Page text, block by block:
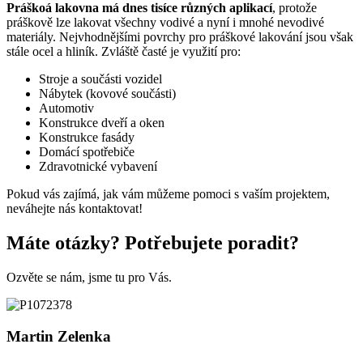
Práškoá lakovna má dnes tisíce různých aplikací, protože
práškově lze lakovat všechny vodivé a nyní i mnohé nevodivé
materiály. Nejvhodnějšími povrchy pro práškové lakování jsou však
stále ocel a hliník. Zvláště časté je využití pro:
Stroje a součásti vozidel
Nábytek (kovové součásti)
Automotiv
Konstrukce dveří a oken
Konstrukce fasády
Domácí spotřebiče
Zdravotnické vybavení
Pokud vás zajímá, jak vám můžeme pomoci s vaším projektem,
neváhejte nás kontaktovat!
Máte otázky? Potřebujete poradit?
Ozvěte se nám, jsme tu pro Vás.
Martin Zelenka